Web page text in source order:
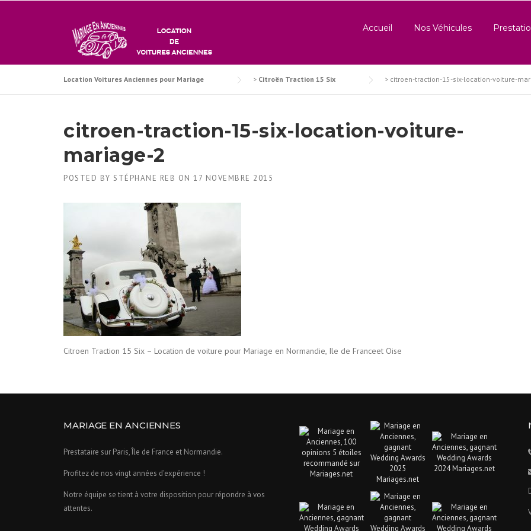
Accueil Nos Véhicules
Location Voitures Anciennes pour Mariage > Citroën Traction 15 Six > citroen-traction-15-six-location-voiture-
citroen-traction-15-six-location-voiture-
mariage-2
POSTED BY STÉPHANE REB ON 17 NOVEMBRE 2015
Citroen Traction 15 Six – Location de voiture pour Mariage en Normandie, Ile de Franceet Oise
MARIAGE EN ANCIENNES
Prestataire sur Paris, Île de France et Normandie.
Profitez de nos vingt années d'expérience !
Notre équipe se tient à votre disposition pour répondre à vos
attentes.